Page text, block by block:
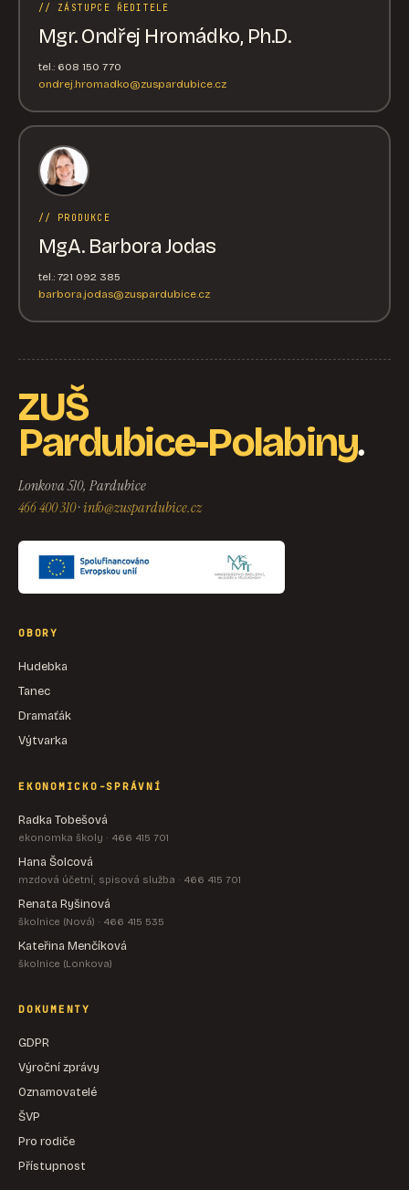
// ZÁSTUPCE ŘEDITELE
Mgr. Ondřej Hromádko, Ph.D.
tel.: 608 150 770
ondrej.hromadko@zuspardubice.cz
// PRODUKCE
MgA. Barbora Jodas
tel.: 721 092 385
barbora.jodas@zuspardubice.cz
ZUŠ
Pardubice-Polabiny.
Lonkova 510, Pardubice
466 400 310·info@zuspardubice.cz
OBORY
Hudebka
Tanec
Dramaťák
Výtvarka
EKONOMICKO-SPRÁVNÍ
Radka Tobešová
ekonomka školy · 466 415 701
Hana Šolcová
mzdová účetní, spisová služba · 466 415 701
Renata Ryšinová
školnice (Nová) · 466 415 535
Kateřina Menčíková
školnice (Lonkova)
DOKUMENTY
GDPR
Výroční zprávy
Oznamovatelé
ŠVP
Pro rodiče
Přístupnost